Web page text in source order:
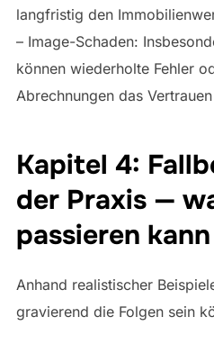
langfristig den
– Image-Schaden:
können wiederholte Fehler
Abrechnungen das
Kapitel 4:
der Praxis —
passieren kann
Anhand realistischer
gravierend die Folgen sein